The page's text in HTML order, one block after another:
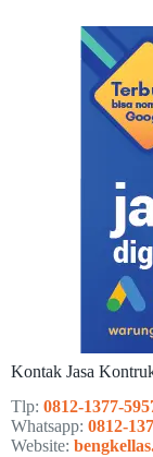
Kontak Jasa
Tlp: 0812-1377-
Whatsapp: 0812-
Website: